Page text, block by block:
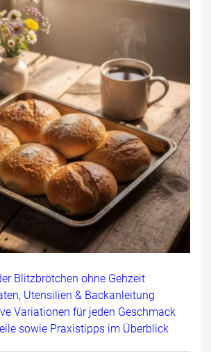
Blitzbrötchen ohne Gehzeit
Utensilien & Backanleitung
Variationen für jeden Geschmack
sowie Praxistipps im Überblick